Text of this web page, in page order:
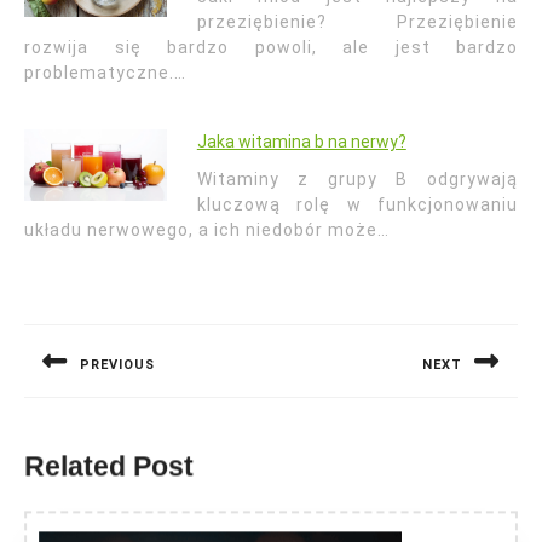
przeziębienie? Przeziębienie
rozwija się bardzo powoli, ale jest bardzo
problematyczne.…
Jaka witamina b na nerwy?
Witaminy z grupy B odgrywają
kluczową rolę w funkcjonowaniu
układu nerwowego, a ich niedobór może…
PREVIOUS NEXT
Related Post